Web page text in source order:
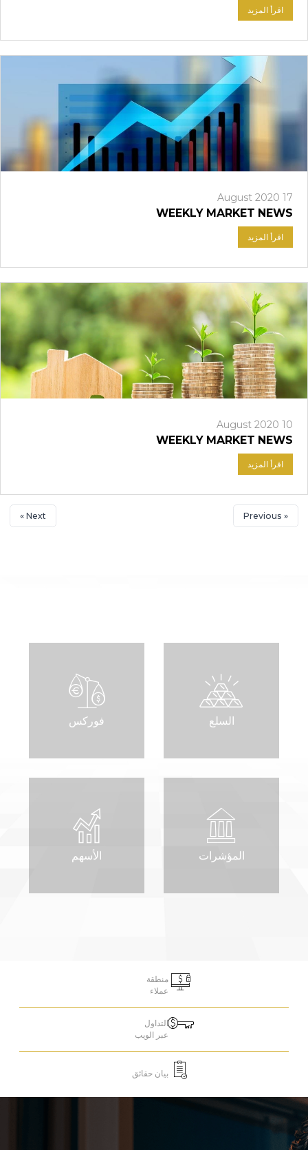
تسجيل الدخول إلى منصات على الانترنت
سجل الدخول إلى منطقة العملاء
تسجيل الدخول
اقرأ المزيد
17 August 2020
WEEKLY MARKET NEWS
اقرأ المزيد
10 August 2020
WEEKLY MARKET NEWS
اقرأ المزيد
« Previous
Next »
السلع فوركس
المؤشرات الأسهم
منطقة
عملاء
التداول
عبر الويب
بيان حقائق